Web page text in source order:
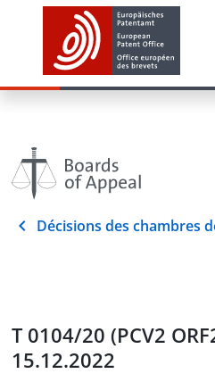
Décisions des chambres
T 0104/20 (PCV2
15.12.2022